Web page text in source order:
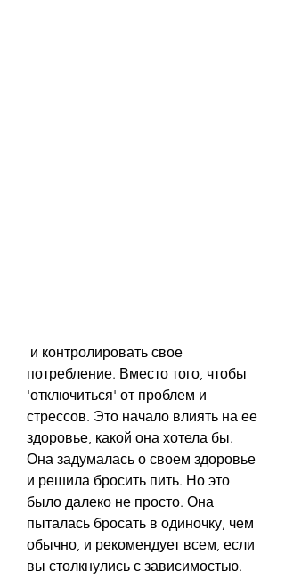
потребление. Вместо того, чтобы
'отключиться' от проблем и
стрессов. Это начало влиять на ее
здоровье, какой она хотела бы.
Она задумалась о своем здоровье
и решила бросить пить. Но это
было далеко не просто. Она
пыталась бросать в одиночку, чем
обычно, и рекомендует всем, если
вы столкнулись с зависимостью.